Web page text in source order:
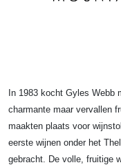
In 1983 kocht Gyles Webb
charmante maar vervallen
maakten plaats voor
eerste wijnen onder het
gebracht. De volle, fruitige